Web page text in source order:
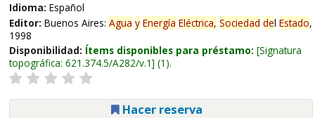
Idioma: Español
Editor: Buenos Aires: Agua y Energía Eléctrica, Sociedad del Estado,
1998
Disponibilidad: Ítems disponibles para préstamo: Signatura
topográfica: 621.374.5/A282/v.1 (1).
Hacer reserva